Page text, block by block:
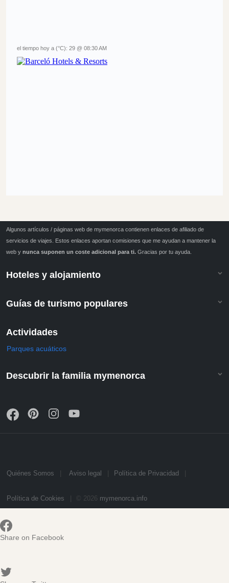
el tiempo hoy a (°C): 29 @ 08:30 AM
Algunos artículos / páginas web de mymenorca contienen enlaces de afiliado de
servicios de viajes. Estos enlaces aportan comisiones que me ayudan a mantener la
web y nunca suponen un coste adicional para ti. Gracias por tu ayuda.
Hoteles y alojamiento
Guías de turismo populares
Actividades
Parques acuáticos
Descubrir la familia mymenorca
Quiénes Somos Aviso legal Política de Privacidad
Política de Cookies © 2026 mymenorca.info
Share on Facebook